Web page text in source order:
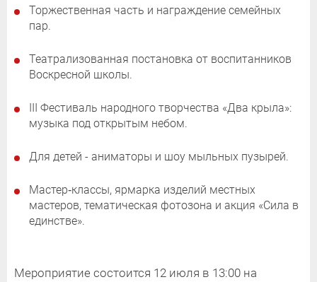
Торжественная часть и награждение семейных
пар.
Театрализованная постановка от воспитанников
Воскресной школы.
III Фестиваль народного творчества «Два крыла»:
музыка под открытым небом.
Для детей - аниматоры и шоу мыльных пузырей.
Мастер‑классы, ярмарка изделий местных
мастеров, тематическая фотозона и акция «Сила в
единстве».
Мероприятие состоится 12 июля в 13:00 на